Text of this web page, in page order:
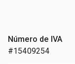
Número de IVA
#15409254